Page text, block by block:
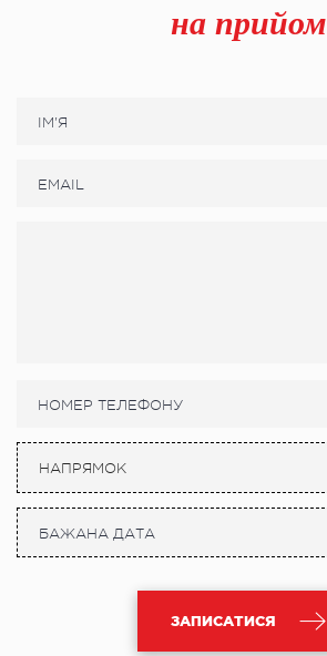
на прийом
НАПРЯМОК
ЗАПИСАТИСЯ